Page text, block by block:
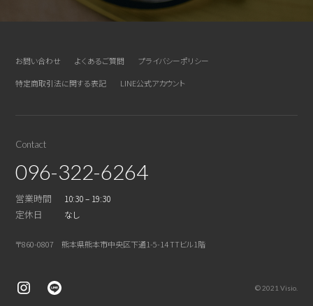
お問い合わせ よくあるご質問
プライバシーポリシー
特定商取引法に関する表記
LINE公式アカウント
Contact
096-322-6264
営業時間 10:30 – 19:30
定休日 なし
〒860-0807 熊本県熊本市中央区下通1-5-14 TTビル1階
© 2021 Visio.